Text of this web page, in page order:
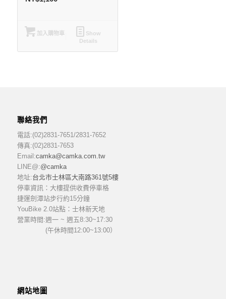
加入購物車
Show
Details
聯絡我們
電話:(02)2831-7651/2831-7652
傳真:(02)2831-7653
Email:camka@camka.com.tw
LINE@:@camka
地址:台北市士林區大南路361號5樓
停車資訊：大樓提供收費停車格
捷運劍潭站步行約15分鐘
YouBike 2.0站點：士林新天地
營業時間:週一 ~ 週五8:30~17:30
(午休時間12:00~13:00）
網站地圖